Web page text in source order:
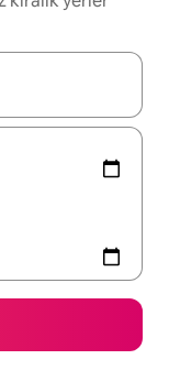
aşağı oklarıyla